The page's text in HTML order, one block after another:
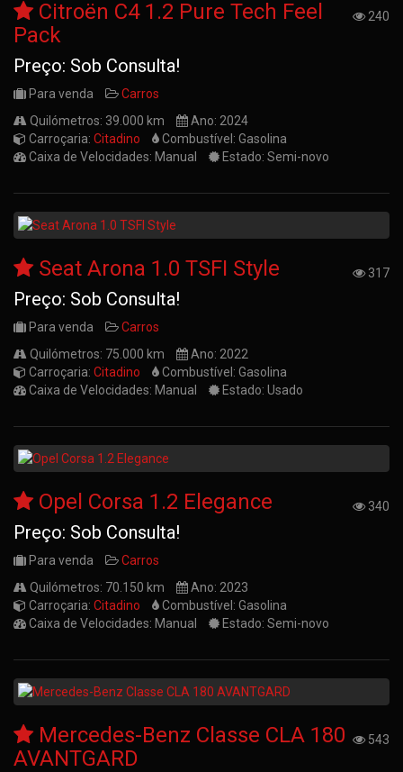
240
Citroën C4 1.2 Pure Tech Feel
Pack
Preço: Sob Consulta!
Para venda
Carros
Quilómetros: 39.000 km
Ano: 2024
Carroçaria: Citadino
Combustível: Gasolina
Caixa de Velocidades: Manual
Estado: Semi-novo
317
Seat Arona 1.0 TSFI Style
Preço: Sob Consulta!
Para venda
Carros
Quilómetros: 75.000 km
Ano: 2022
Carroçaria: Citadino
Combustível: Gasolina
Caixa de Velocidades: Manual
Estado: Usado
340
Opel Corsa 1.2 Elegance
Preço: Sob Consulta!
Para venda
Carros
Quilómetros: 70.150 km
Ano: 2023
Carroçaria: Citadino
Combustível: Gasolina
Caixa de Velocidades: Manual
Estado: Semi-novo
543
Mercedes-Benz Classe CLA 180
AVANTGARD